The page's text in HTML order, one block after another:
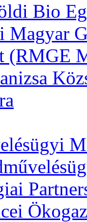
Bio
Magyar
(RMGE